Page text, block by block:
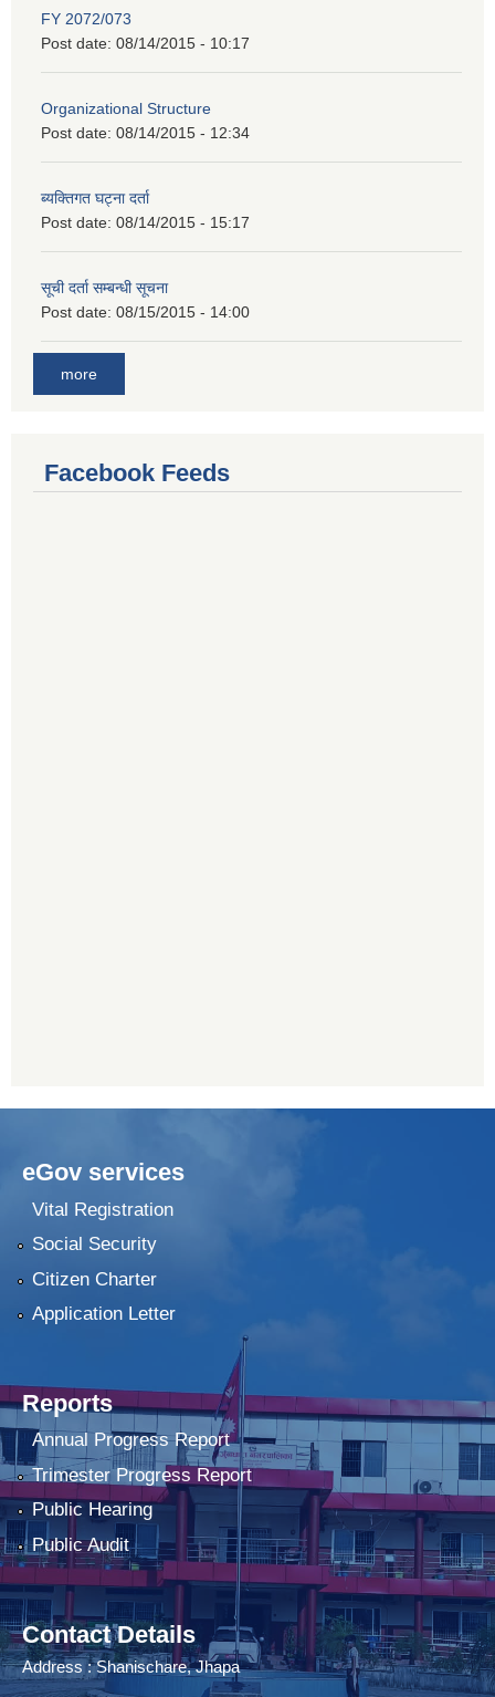
FY 2072/073
Post date: 08/14/2015 - 10:17
Organizational Structure
Post date: 08/14/2015 - 12:34
ब्यक्तिगत घट्ना दर्ता
Post date: 08/14/2015 - 15:17
सूची दर्ता सम्बन्धी सूचना
Post date: 08/15/2015 - 14:00
more
Facebook Feeds
eGov services
Vital Registration
Social Security
Citizen Charter
Application Letter
Reports
Annual Progress Report
Trimester Progress Report
Public Hearing
Public Audit
Contact Details
Address : Shanischare, Jhapa